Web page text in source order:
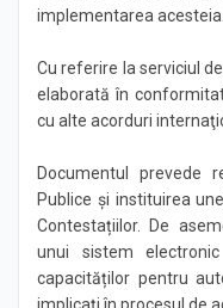
implementarea acesteia.
Cu referire la serviciul
elaborată în
cu alte acorduri
Documentul prevede
Publice și instituirea
Contestațiilor. De
unui sistem
capacităților pentru
implicați în procesul de